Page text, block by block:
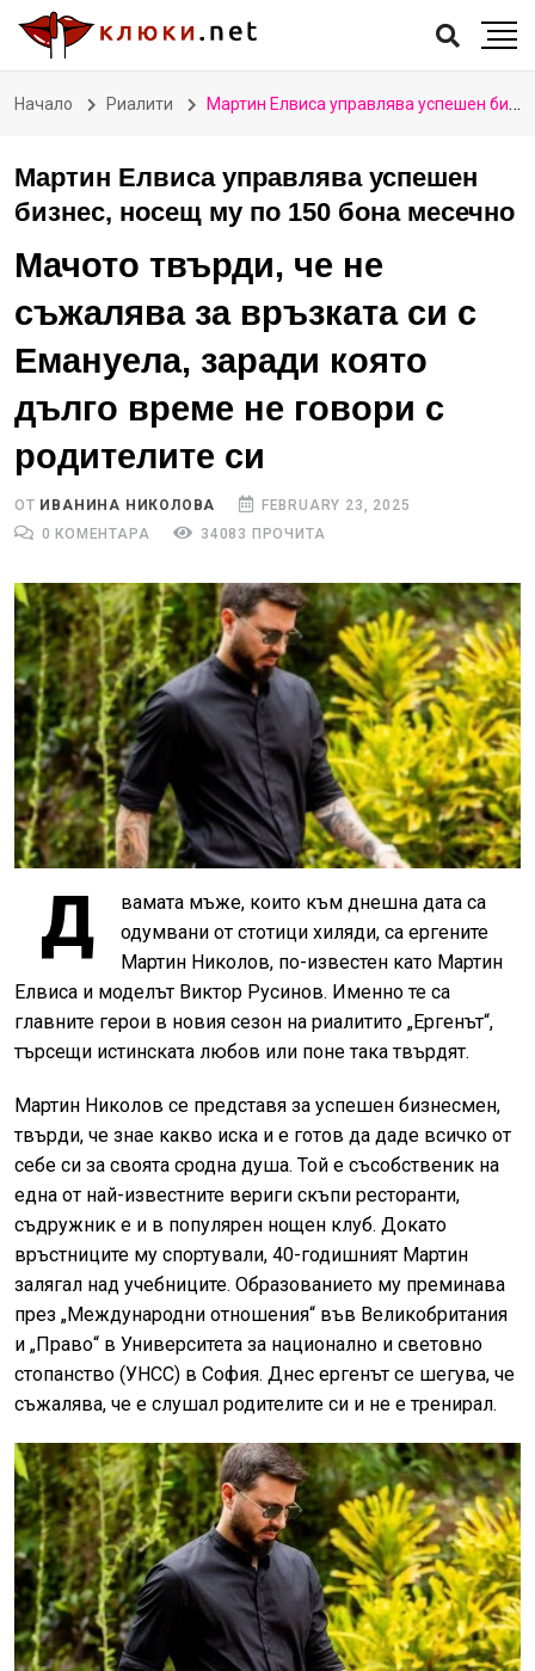
Начало Риалити Мартин Елвиса управлява успешен бизнес, носещ му по 150 бона месечно
Мартин Елвиса управлява успешен
бизнес, носещ му по 150 бона месечно
Мачото твърди, че не
съжалява за връзката си с
Емануела, заради която
дълго време не говори с
родителите си
ОТ ИВАНИНА НИКОЛОВА
FEBRUARY 23, 2025
0 КОМЕНТАРА
34083 ПРОЧИТА
Д
вамата мъже, които към днешна дата са
одумвани от стотици хиляди, са ергените
Мартин Николов, по-известен като Мартин
Елвиса и моделът Виктор Русинов. Именно те са
главните герои в новия сезон на риалитито „Ергенът“,
търсещи истинската любов или поне така твърдят.
Мартин Николов се представя за успешен бизнесмен,
твърди, че знае какво иска и е готов да даде всичко от
себе си за своята сродна душа. Той е съсобственик на
една от най-известните вериги скъпи ресторанти,
съдружник е и в популярен нощен клуб. Докато
връстниците му спортували, 40-годишният Мартин
залягал над учебниците. Образованието му преминава
през „Международни отношения“ във Великобритания
и „Право“ в Университета за национално и световно
стопанство (УНСС) в София. Днес ергенът се шегува, че
съжалява, че е слушал родителите си и не е тренирал.